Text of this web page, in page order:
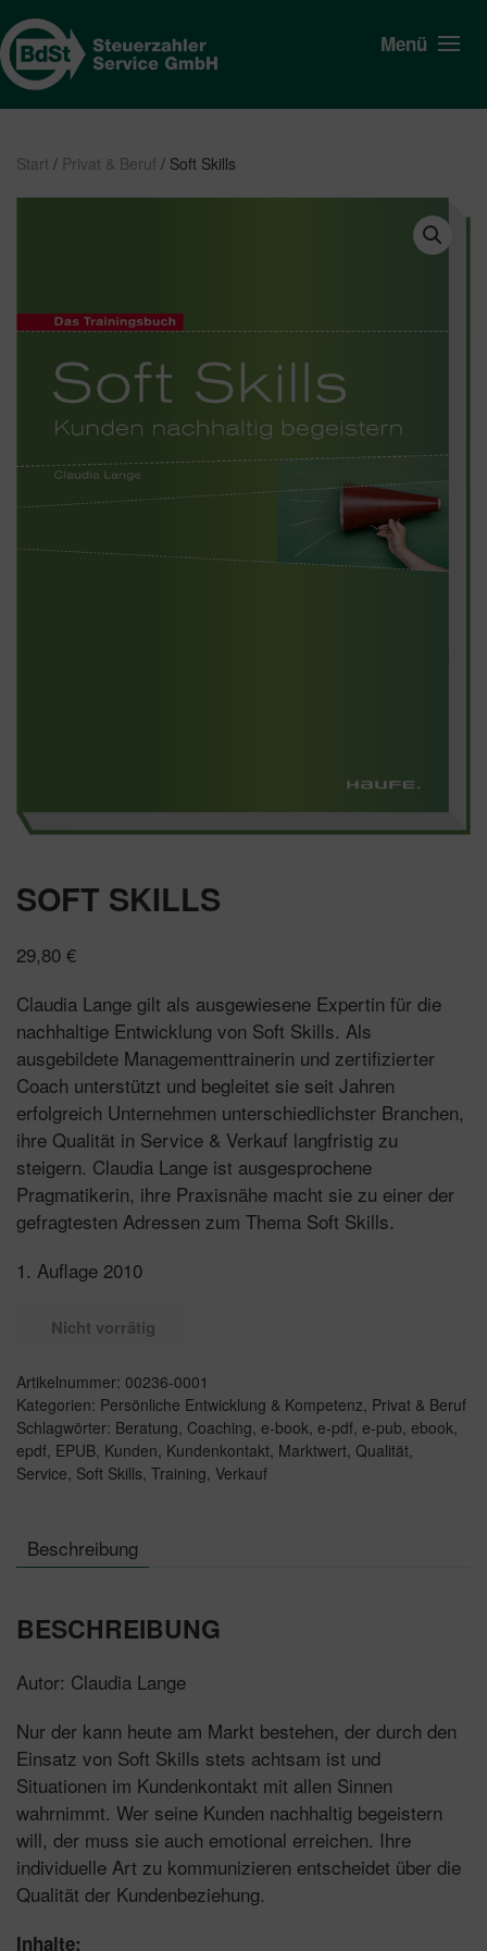
Menü
Start / Privat & Beruf / Soft Skills
SOFT SKILLS
29,80 €
Claudia Lange gilt als ausgewiesene Expertin für die
nachhaltige Entwicklung von Soft Skills. Als
ausgebildete Managementtrainerin und zertifizierter
Coach unterstützt und begleitet sie seit Jahren
erfolgreich Unternehmen unterschiedlichster Branchen,
ihre Qualität in Service & Verkauf langfristig zu
steigern. Claudia Lange ist ausgesprochene
Pragmatikerin, ihre Praxisnähe macht sie zu einer der
gefragtesten Adressen zum Thema Soft Skills.
1. Auflage 2010
Nicht vorrätig
Artikelnummer: 00236-0001
Kategorien: Persönliche Entwicklung & Kompetenz Privat & Beruf
Schlagwörter: Beratung Coaching e-book e-pdf e-pub ebook
epdf EPUB Kunden Kundenkontakt Marktwert Qualität
Service Soft Skills Training Verkauf
Beschreibung
BESCHREIBUNG
Autor: Claudia Lange
Nur der kann heute am Markt bestehen, der durch den
Einsatz von Soft Skills stets achtsam ist und
Situationen im Kundenkontakt mit allen Sinnen
wahrnimmt. Wer seine Kunden nachhaltig begeistern
will, der muss sie auch emotional erreichen. Ihre
individuelle Art zu kommunizieren entscheidet über die
Qualität der Kundenbeziehung.
Inhalte: